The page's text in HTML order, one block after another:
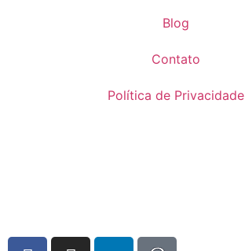
Blog
Contato
Política de Privacidade